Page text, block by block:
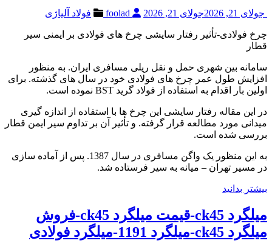
جولای 21, 2026 جولای 21, 2026 فولاد آلیاژی
چرخ فولادی-تأثیر رفتار سایشی چرخ های فولادی بر ایمنی سیر
قطار
سامانه بین شهری حمل و نقل ریلی مسافری ایران. به منظور
افزایش طول عمر چرخ های فولادی خود در سال های گذشته. برای
اولین بار اقدام به استفاده از فولاد گرید BST نموده است.
در این مقاله رفتار سایشی این چرخ ها با استفاده از اندازه گیری
میدانی مورد مطالعه قرار گرفته. و تأثیر آن بر تداوم سیر ایمن قطار
بررسی شده است.
به این منظور یک واگن مسافری در سال 1387. پس از آماده سازی
در مسیر تهران – میانه به سیر فرستاده شد.
بیشتر بدانید
میلگرد ck45-قیمت میلگرد ck45-فروش
میلگرد ck45-میلگرد 1191-میلگرد فولادی